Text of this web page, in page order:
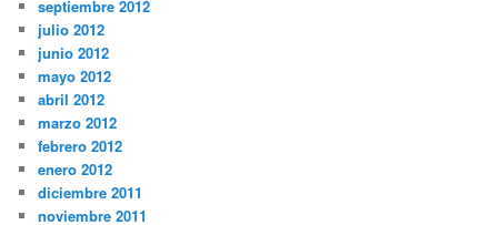
septiembre 2012
julio 2012
junio 2012
mayo 2012
abril 2012
marzo 2012
febrero 2012
enero 2012
diciembre 2011
noviembre 2011